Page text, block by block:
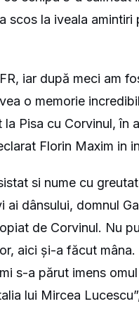
scos la iveala amintiri
iar după meci am
o memorie
Pisa cu Corvinul, în
Florin Maxim in
si nume cu
ai dânsului, domnul
de Corvinul. Nu
aici și-a făcut
s-a părut imens
lui Mircea